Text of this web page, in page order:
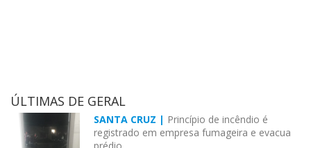
ÚLTIMAS DE GERAL
SANTA CRUZ | Princípio de incêndio é
registrado em empresa fumageira e evacua